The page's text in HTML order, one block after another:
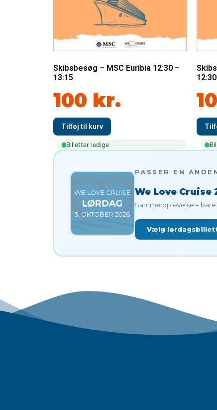
Skibsbesøg – MSC Euribia 12:30 –
13:15
100 kr.
Billetter ledige
12:30
PASSER EN
We Love Cruise
Samme oplevelse –
Vælg